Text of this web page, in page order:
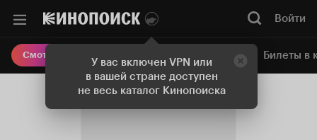
У вас включен VPN или
в вашей стране доступен
не весь каталог Кинопоиска
Войти
Смотреть кино Онлайн-кинотеатр Билеты в